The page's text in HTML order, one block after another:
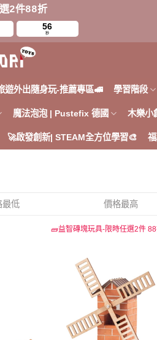
2件88折
56
秒
遊外出隨身玩-推薦專區🚅 學習階段
魔法泡泡 | Pustefix 德國 木樂小
🚀啟發創新| STEAM全方位學習🎨
最低 價格最高
🧱益智磚塊玩具-限時任選2件